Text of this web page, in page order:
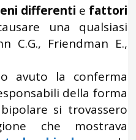
differenti e fattori
una qualsiasi
C.G., Friendman E.,
avuto la conferma
della forma
si trovassero
che mostrava